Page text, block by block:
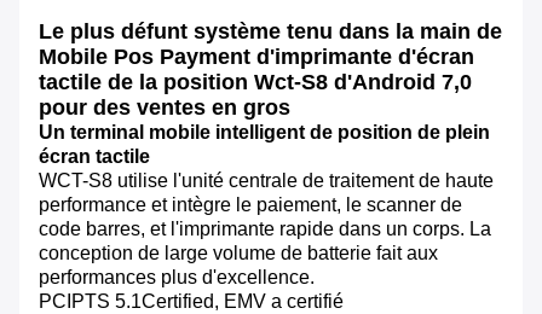
Le plus défunt système tenu dans la main de
Mobile Pos Payment d'imprimante d'écran
tactile de la position Wct-S8 d'Android 7,0
pour des ventes en gros
Un terminal mobile intelligent de position de plein
écran tactile
WCT-S8 utilise l'unité centrale de traitement de haute
performance et intègre le paiement, le scanner de
code barres, et l'imprimante rapide dans un corps. La
conception de large volume de batterie fait aux
performances plus d'excellence.
PCIPTS 5.1Certified, EMV a certifié